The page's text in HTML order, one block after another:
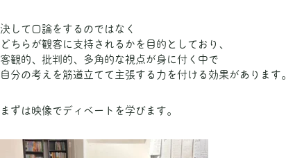
決して口論をするのではなく
どちらが観客に支持されるかを目的としており、
客観的、批判的、多角的な視点が身に付く中で
自分の考えを筋道立てて主張する力を付ける効果があります。
まずは映像でディベートを学びます。